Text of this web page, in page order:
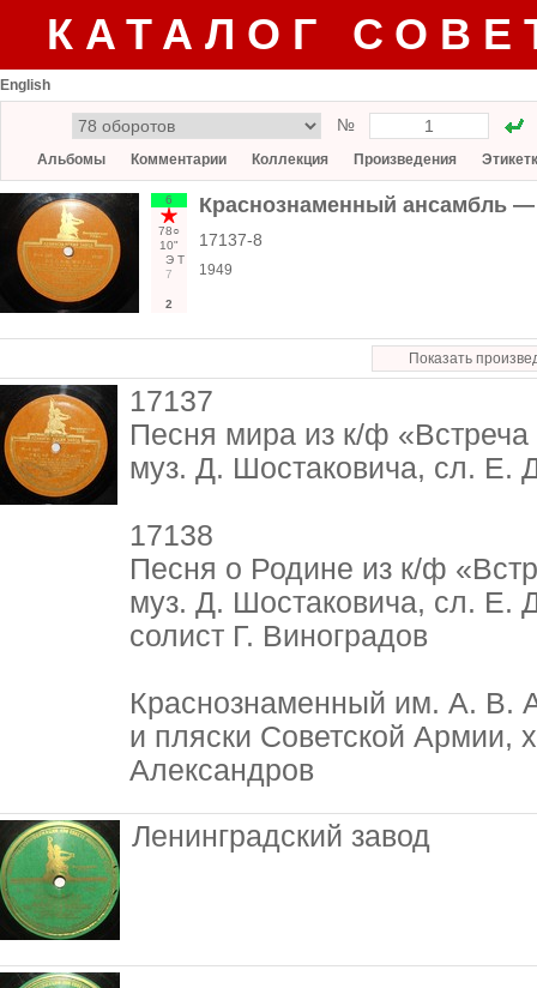
КАТАЛОГ
English
№
Альбомы Комментарии Коллекция Произведения
6
78○
10"
Э Т
7
2
Краснознаменный ансамбль
17137-8
1949
Показать
17137
Песня мира из к/ф
муз. Д. Шостаковича, сл. Е.
17138
Песня о Родине из к/ф
муз. Д. Шостаковича, сл. Е.
солист Г. Виноградов
Краснознаменный им. А. В.
и пляски Советской Армии,
Александров
Ленинградский завод